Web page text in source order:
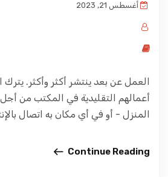
أغسطس 21, 2023
العمل عن بعد ينتشر أكثر وأكثر.
أعمالهم التقليدية في المكتب من
المنزل - أو في أي مكان به اتصال
Continue Reading